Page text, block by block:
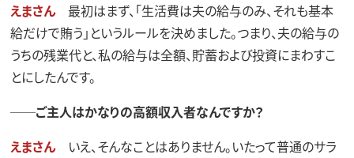
えまさん最初はまず、「生活費は夫の給与のみ、それも基本
給だけで賄う」というルールを決めました。つまり、夫の給与の
うちの残業代と、私の給与は全額、貯蓄および投資にまわすこ
とにしたんです。
──ご主人はかなりの高額収入者なんですか？
えまさんいえ、そんなことはありません。いたって普通のサラ